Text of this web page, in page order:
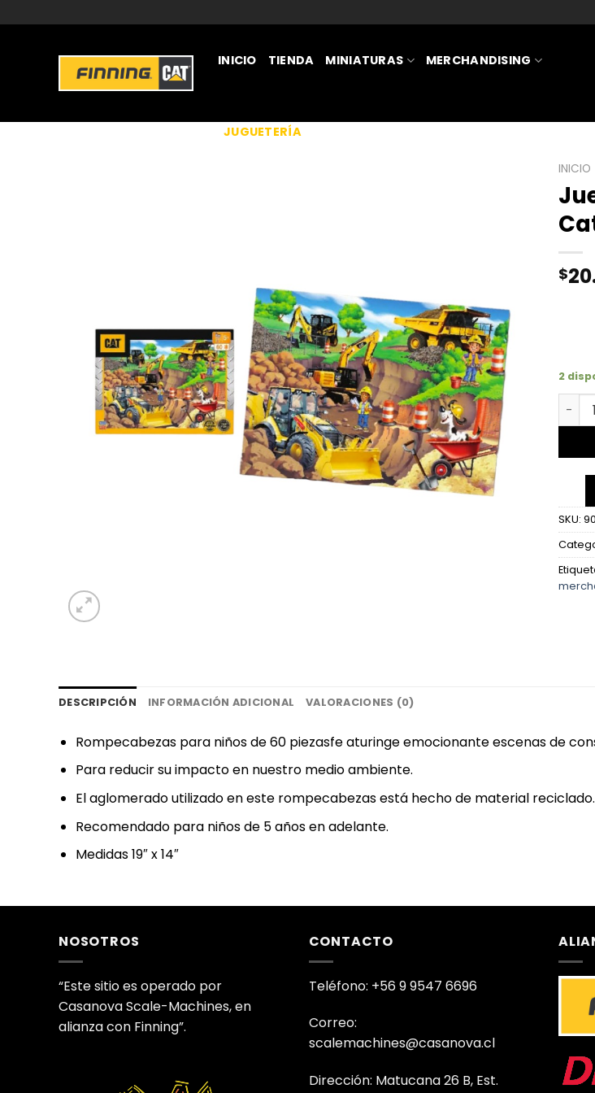
INICIO TIENDA MINIATURAS MERCHANDISING
JUGUETERÍA
INICIO
$
2
SKU:
DESCRIPCIÓN INFORMACIÓN ADICIONAL VALORACIONES (0)
Rompecabezas para niños de 60 piezasfe aturinge emocionante escenas de
Para reducir su impacto en nuestro medio ambiente.
El aglomerado utilizado en este rompecabezas está hecho de material reciclado.
Recomendado para niños de 5 años en adelante.
Medidas 19″ x 14″
NOSOTROS
“Este sitio es operado por
Casanova Scale-Machines, en
alianza con Finning”.
CONTACTO
Teléfono: +56 9 9547 6696
Correo:
scalemachines@casanova.cl
Dirección: Matucana 26 B, Est.